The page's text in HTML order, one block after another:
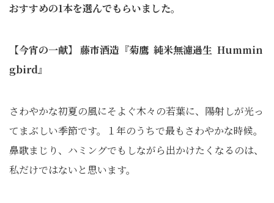
おすすめの1本を選んでもらいました。
【今宵の一献】 藤市酒造『菊鷹 純米無濾過生 Hummin
gbird』
さわやかな初夏の風にそよぐ木々の若葉に、陽射しが光っ
てまぶしい季節です。１年のうちで最もさわやかな時候。
鼻歌まじり、ハミングでもしながら出かけたくなるのは、
私だけではないと思います。